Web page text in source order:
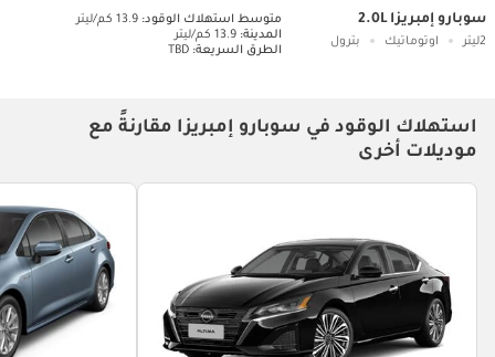
سوبارو إمبريزا 2.0L
2ليتر اوتوماتيك بترول
متوسط ​​استهلاك الوقود: 13.9 كم/ليتر
المدينة: 13.9 كم/ليتر
الطرق السريعة: TBD
استهلاك الوقود في سوبارو إمبريزا مقارنةً مع
موديلات أخرى